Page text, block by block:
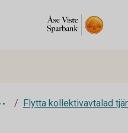
Flytta kollektivavtalad